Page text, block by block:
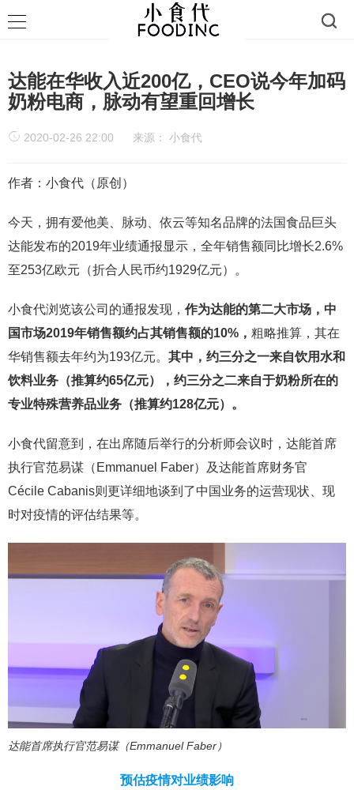
达能在华收入近200亿，CEO说今年加码
奶粉电商，脉动有望重回增长
2020-02-26 22:00 来源： 小食代
作者：小食代（原创）
今天，拥有爱他美、脉动、依云等知名品牌的法国食品巨头
达能发布的2019年业绩通报显示，全年销售额同比增长2.6%
至253亿欧元（折合人民币约1929亿元）。
小食代浏览该公司的通报发现， 作为达能的第二大市场，中
国市场2019年销售额约占其销售额的10%， 粗略推算，其在
华销售额去年约为193亿元。 其中，约三分之一来自饮用水和
饮料业务（推算约65亿元），约三分之二来自于奶粉所在的
专业特殊营养品业务（推算约128亿元）。
小食代留意到，在出席随后举行的分析师会议时，达能首席
执行官范易谋（Emmanuel Faber）及达能首席财务官
Cécile Cabanis则更详细地谈到了中国业务的运营现状、现
时对疫情的评估结果等。
达能首席执行官范易谋（Emmanuel Faber）
预估疫情对业绩影响